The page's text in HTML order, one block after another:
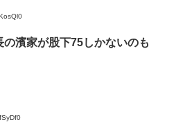
の濱家が股下75しかないのも